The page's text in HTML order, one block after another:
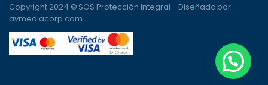
Copyright 2024 © SOS Protección Integral - Diseñada por
avmediacorp.com